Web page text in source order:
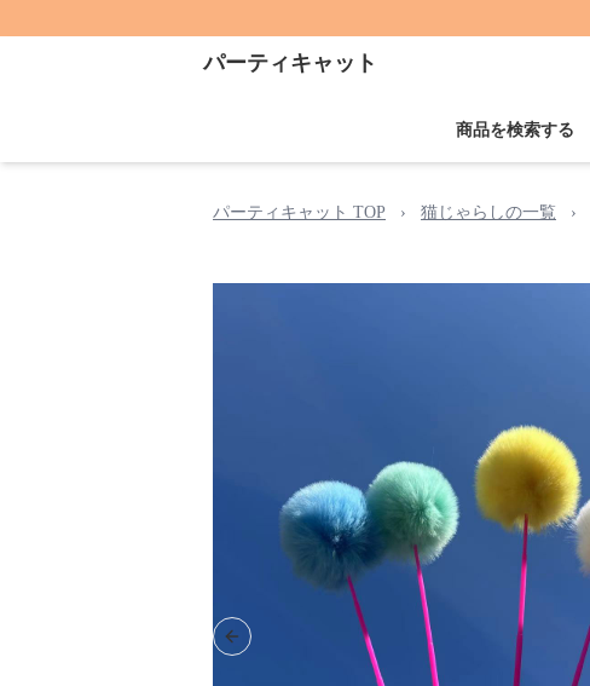
パーティキャット
商品を検索する
パーティキャット TOP › 猫じゃらしの一覧 ›
Previous slide